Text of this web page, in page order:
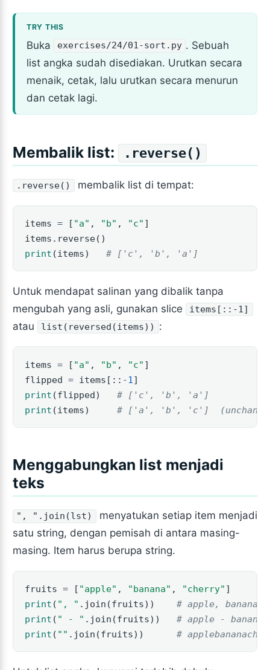
Buka exercises/24/01-sort.py . Sebuah
list angka sudah disediakan. Urutkan secara
menaik, cetak, lalu urutkan secara menurun
dan cetak lagi.
Membalik list: .reverse()
.reverse() membalik list di tempat:
items = [ "a" , "b" , "c" ]
items.reverse()
print (items) # ['c', 'b', 'a']
Untuk mendapat salinan yang dibalik tanpa
mengubah yang asli, gunakan slice
items[::-1]
atau list(reversed(items)) :
items = [ "a" , "b" , "c" ]
flipped = items[:: -1 ]
print (flipped) # ['c', 'b', 'a']
print (items) # ['a', 'b', 'c']
Menggabungkan list menjadi
teks
", ".join(lst)
menyatukan setiap item menjadi
satu string, dengan pemisah di antara masing-
masing. Item harus berupa string.
fruits = [ "apple" , "banana" , "cherry" ]
print ( ", " .join(fruits)) # apple, banana,
print ( " - " .join(fruits)) # apple -
print ( "" .join(fruits)) #